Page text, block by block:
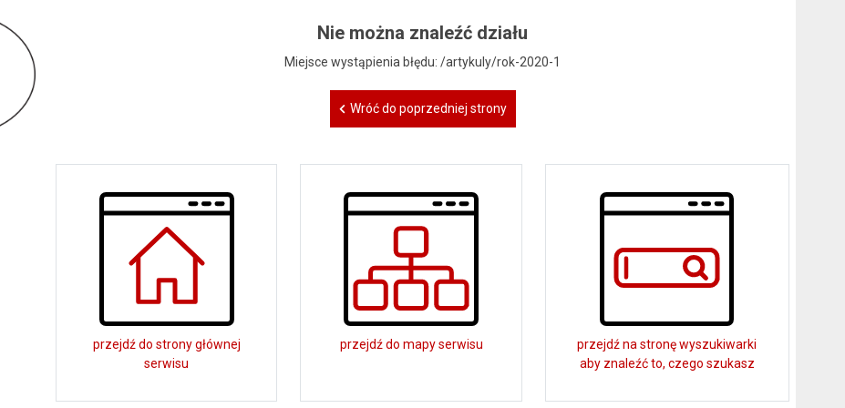
Nie można znaleźć działu
Miejsce wystąpienia błędu: /artykuly/rok-2020-1
Wróć do poprzedniej strony
przejdź do strony głównej
serwisu
przejdź do mapy serwisu
przejdź na stronę wyszukiwarki
aby znaleźć to, czego szukasz